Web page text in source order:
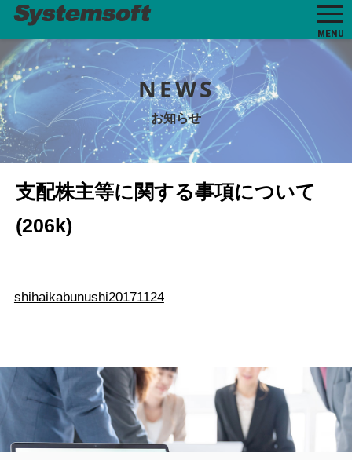
MENU
NEWS
お知らせ
支配株主等に関する事項について
(206k)
shihaikabunushi20171124